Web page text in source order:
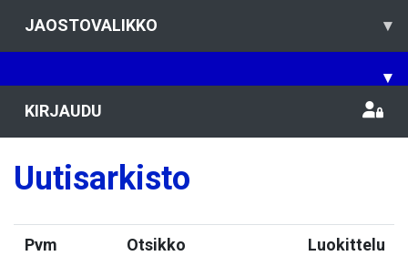
JAOSTOVALIKKO ▾
▾
KIRJAUDU
Uutisarkisto
Pvm Otsikko Luokittelu